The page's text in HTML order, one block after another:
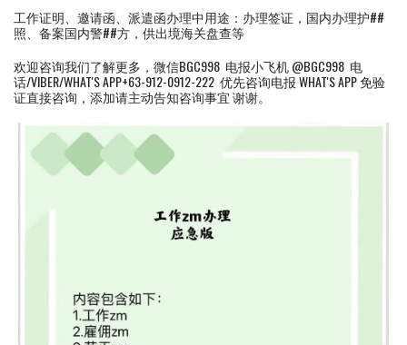
工作证明、邀请函、派遣函办理中用途：办理签证，国内办理护##
照、备案国内警##方，供出境海关盘查等
欢迎咨询我们了解更多，微信BGC998 电报小飞机 @BGC998 电
话/VIBER/WHAT'S APP+63-912-0912-222 优先咨询电报 WHAT'S APP 免验
证直接咨询，添加请主动告知咨询事宜 谢谢。